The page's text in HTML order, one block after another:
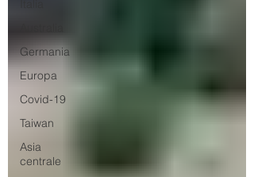
Germania
Europa
Covid-19
Taiwan
Asia
centrale